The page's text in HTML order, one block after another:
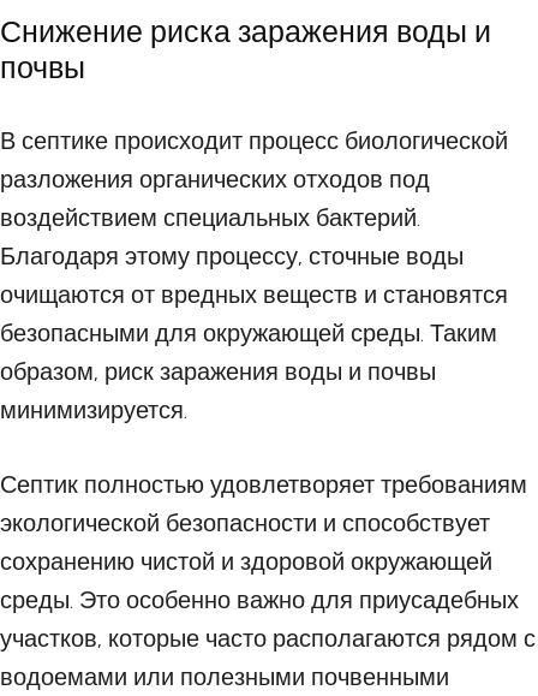
Снижение риска заражения воды и
почвы
В септике происходит процесс биологической
разложения органических отходов под
воздействием специальных бактерий.
Благодаря этому процессу, сточные воды
очищаются от вредных веществ и становятся
безопасными для окружающей среды. Таким
образом, риск заражения воды и почвы
минимизируется.
Септик полностью удовлетворяет требованиям
экологической безопасности и способствует
сохранению чистой и здоровой окружающей
среды. Это особенно важно для приусадебных
участков, которые часто располагаются рядом с
водоемами или полезными почвенными